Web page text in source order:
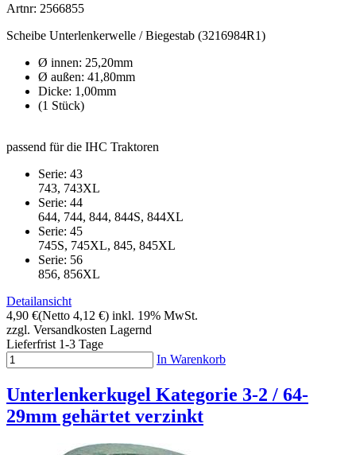
Artnr: 2566855
Scheibe Unterlenkerwelle / Biegestab (3216984R1)
Ø innen: 25,20mm
Ø außen: 41,80mm
Dicke: 1,00mm
(1 Stück)
passend für die IHC Traktoren
Serie: 43
743, 743XL
Serie: 44
644, 744, 844, 844S, 844XL
Serie: 45
745S, 745XL, 845, 845XL
Serie: 56
856, 856XL
Detailansicht
4,90 €(Netto 4,12 €) inkl. 19% MwSt.
zzgl. Versandkosten Lagernd
Lieferfrist 1-3 Tage
In Warenkorb
Unterlenkerkugel Kategorie 3-2 / 64-
29mm gehärtet verzinkt